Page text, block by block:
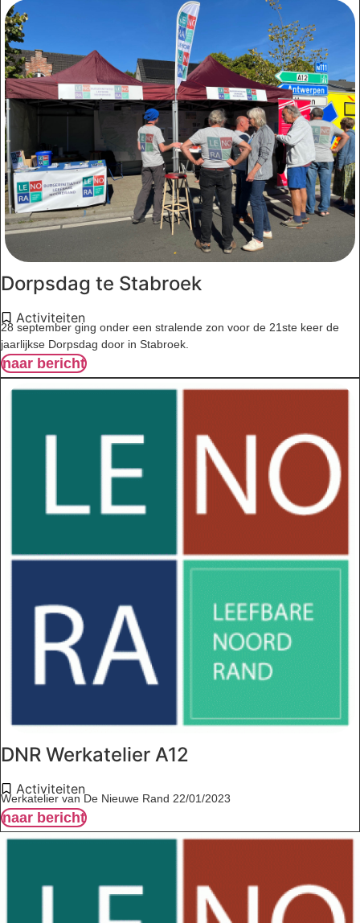
Dorpsdag te Stabroek
Activiteiten
28 september ging onder een stralende zon voor de 21ste keer de
jaarlijkse Dorpsdag door in Stabroek.
naar bericht
DNR Werkatelier A12
Activiteiten
Werkatelier van De Nieuwe Rand 22/01/2023
naar bericht